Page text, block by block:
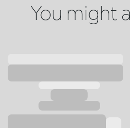
You might